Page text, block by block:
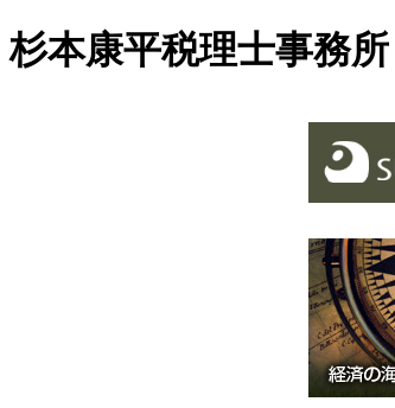
杉本康平税理士事務所